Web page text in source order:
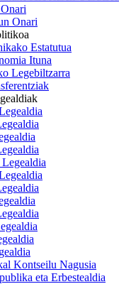
Onari
Estatutua
Ituna
Legebiltzarra
Kontseilu Nagusia
eta Erbestealdia